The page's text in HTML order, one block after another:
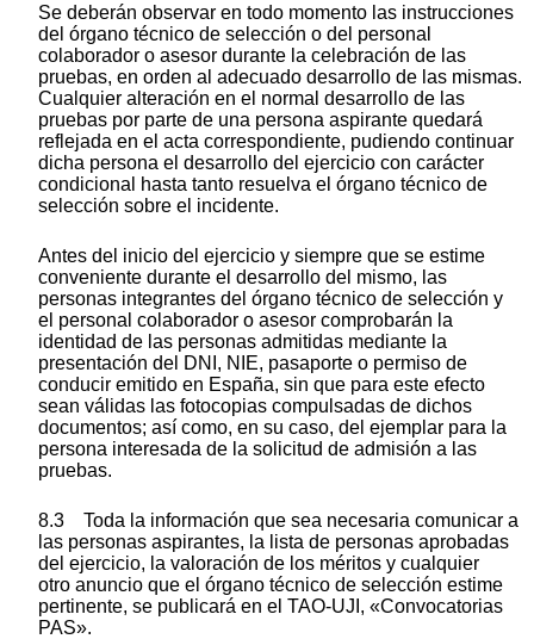
Se deberán observar en todo momento las instrucciones
del órgano técnico de selección o del personal
colaborador o asesor durante la celebración de las
pruebas, en orden al adecuado desarrollo de las mismas.
Cualquier alteración en el normal desarrollo de las
pruebas por parte de una persona aspirante quedará
reflejada en el acta correspondiente, pudiendo continuar
dicha persona el desarrollo del ejercicio con carácter
condicional hasta tanto resuelva el órgano técnico de
selección sobre el incidente.
Antes del inicio del ejercicio y siempre que se estime
conveniente durante el desarrollo del mismo, las
personas integrantes del órgano técnico de selección y
el personal colaborador o asesor comprobarán la
identidad de las personas admitidas mediante la
presentación del DNI, NIE, pasaporte o permiso de
conducir emitido en España, sin que para este efecto
sean válidas las fotocopias compulsadas de dichos
documentos; así como, en su caso, del ejemplar para la
persona interesada de la solicitud de admisión a las
pruebas.
8.3 Toda la información que sea necesaria comunicar a
las personas aspirantes, la lista de personas aprobadas
del ejercicio, la valoración de los méritos y cualquier
otro anuncio que el órgano técnico de selección estime
pertinente, se publicará en el TAO-UJI, «Convocatorias
PAS».